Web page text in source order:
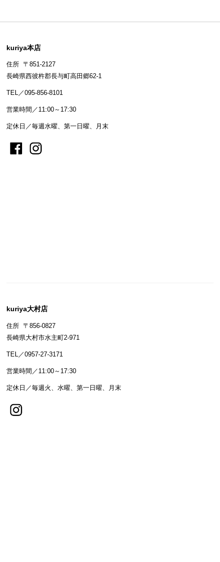
kuriya本店
住所 〒851-2127
長崎県西彼杵郡長与町高田郷62-1
TEL／095-856-8101
営業時間／11:00～17:30
定休日／毎週水曜、第一日曜、月末
kuriya大村店
住所 〒856-0827
長崎県大村市水主町2-971
TEL／0957-27-3171
営業時間／11:00～17:30
定休日／毎週火、水曜、第一日曜、月末